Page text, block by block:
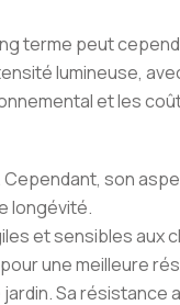
terme peut
lumineuse,
et les
son
longévité.
et sensibles aux
une meilleure
Sa résistance